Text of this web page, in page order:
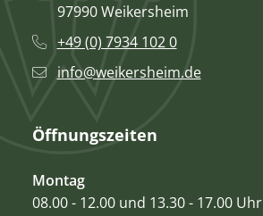
97990 Weikersheim
+49 (0) 7934 102 0
info@weikersheim.de
Öffnungszeiten
Montag
08.00 - 12.00 und 13.30 - 17.00 Uhr